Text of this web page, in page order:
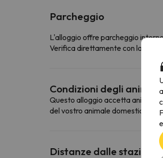
Parcheggio
L'alloggio offre parcheggio
Verifica direttamente con la
Condizioni degli
Questo alloggio accetta animali
del vostro animale domestico.
Distanze dalle stazioni